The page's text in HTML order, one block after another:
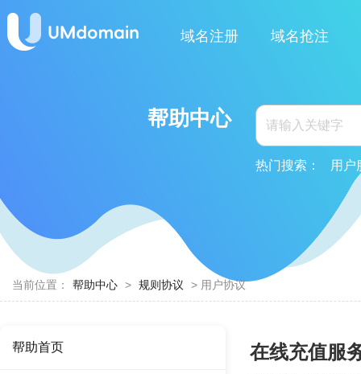
域名注册 域名抢注
帮助中心
热门搜索： 用户
当前位置： 帮助中心 > 规则协议 > 用户协议
帮助首页 在线充值服